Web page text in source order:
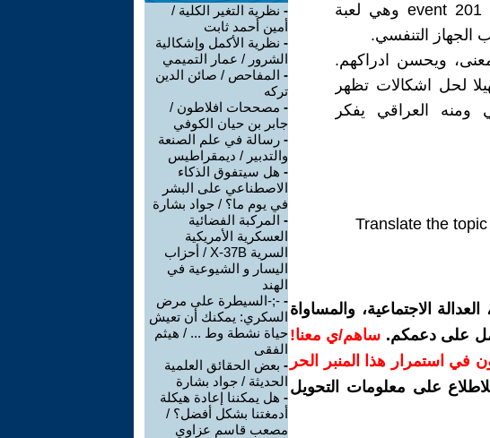
الانسان (مرض COVID-19 نقلته الحيوانات). وربما اخيرا event 201 وهي لعبة
الجهاز التنفسي.
معنى، ويحسن ادراكهم.
لحل اشكالات تظهر
ومنه العراقي يفكر
Translate the
الاجتماعية، والمساواة
على دعمكم. ساهم/ي معنا!
في استمرار هذا المنبر الحر
على معلومات التحويل
- نظرية التغير الكلية /
أمين أحمد ثابت
- نظرية الأكمل وإشكالية
الشرور / عمار التميمي
- المفاحص / صائن الدين
تركه
- مصححات افلاطون /
جابر بن حيان الكوفي
- رسالة في علم الصنعة
والتدبير / ديمقراطيس
- هل سيتفوق الذكاء
الاصطناعي على البشر
في يوم ما؟ / جواد بشارة
- المركبة الفضائية
العسكرية الأمريكية
السرية X-37B / أحزاب
اليسار و الشيوعية في
الهند
- ‫-;-السيطرة على مرض
السكري: يمكنك أن تعيش
حياة نشطة وط ... / هيثم
الفقى
- بعض الحقائق العلمية
الحديثة / جواد بشارة
- هل يمكننا إعادة هيكلة
أدمغتنا بشكل أفضل؟ /
مصعب قاسم عزاوي